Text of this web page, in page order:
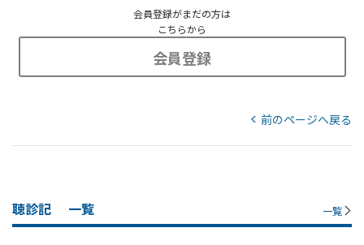
会員登録がまだの方は
こちらから
会員登録
前のページへ戻る
聴診記 一覧 一覧